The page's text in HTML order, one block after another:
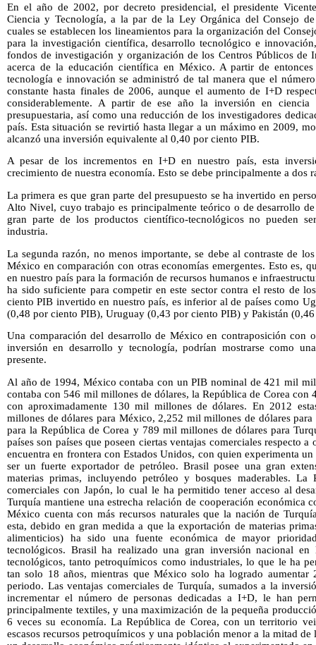
En el año de 2002, por decreto presidencial, el presidente
Ciencia y Tecnología, a la par de la Ley Orgánica del Consejo
cuales se establecen los lineamientos para la organización del
para la investigación científica, desarrollo tecnológico e
fondos de investigación y organización de los Centros Públicos de
acerca de la educación científica en México. A partir de
tecnología e innovación se administró de tal manera que el
constante hasta finales de 2006, aunque el aumento de I+D
considerablemente. A partir de ese año la inversión en
presupuestaria, así como una reducción de los investigadores
país. Esta situación se revirtió hasta llegar a un máximo en 2009,
alcanzó una inversión equivalente al 0,40 por ciento PIB.
A pesar de los incrementos en I+D en nuestro país, esta
crecimiento de nuestra economía. Esto se debe principalmente a dos
La primera es que gran parte del presupuesto se ha invertido en
Alto Nivel, cuyo trabajo es principalmente teórico o de desarrollo
gran parte de los productos científico-tecnológicos no pueden
industria.
La segunda razón, no menos importante, se debe al contraste de
México en comparación con otras economías emergentes. Esto es,
en nuestro país para la formación de recursos humanos e
ha sido suficiente para competir en este sector contra el resto de
ciento PIB invertido en nuestro país, es inferior al de países como
(0,48 por ciento PIB), Uruguay (0,43 por ciento PIB) y Pakistán
Una comparación del desarrollo de México en contraposición con
inversión en desarrollo y tecnología, podrían mostrarse como
presente.
Al año de 1994, México contaba con un PIB nominal de 421 mil
contaba con 546 mil millones de dólares, la República de Corea
con aproximadamente 130 mil millones de dólares. En 2012
millones de dólares para México, 2,252 mil millones de dólares
para la República de Corea y 789 mil millones de dólares para
países son países que poseen ciertas ventajas comerciales respecto
encuentra en frontera con Estados Unidos, con quien experimenta
ser un fuerte exportador de petróleo. Brasil posee una gran
materias primas, incluyendo petróleo y bosques maderables. La
comerciales con Japón, lo cual le ha permitido tener acceso al
Turquía mantiene una estrecha relación de cooperación económica
México cuenta con más recursos naturales que la nación de
esta, debido en gran medida a que la exportación de materias
alimenticios) ha sido una fuente económica de mayor
tecnológicos. Brasil ha realizado una gran inversión nacional en
tecnológicos, tanto petroquímicos como industriales, lo que le ha
tan solo 18 años, mientras que México solo ha logrado aumentar
periodo. Las ventajas comerciales de Turquía, sumados a la
incrementar el número de personas dedicadas a I+D, le han
principalmente textiles, y una maximización de la pequeña
6 veces su economía. La República de Corea, con un territorio
escasos recursos petroquímicos y una población menor a la mitad